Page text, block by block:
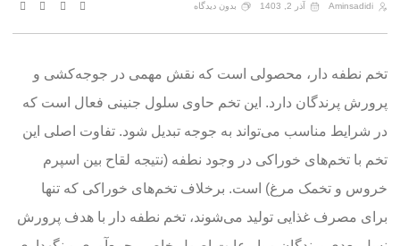
Aminsadidi آذر 2, 1403 بدون دیدگاه
تخم نطفه دار، محصولی است که نقش مهمی در جوجه‌کشی و
پرورش پرندگان دارد. این تخم حاوی سلول جنینی فعال است که
در شرایط مناسب می‌تواند به جوجه تبدیل شود. تفاوت اصلی این
تخم با تخم‌های خوراکی در وجود نطفه (نتیجه لقاح بین اسپرم
خروس و تخمک مرغ) است. برخلاف تخم‌های خوراکی که تنها
برای مصرف غذایی تولید می‌شوند، تخم نطفه دار با هدف پرورش